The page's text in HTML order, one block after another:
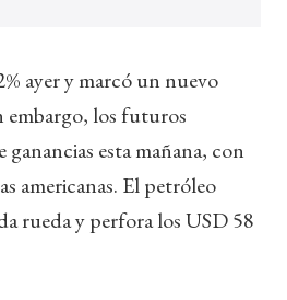
ayer y marcó un nuevo
embargo, los futuros
esta mañana, con
americanas. El petróleo
rueda y perfora los USD 58